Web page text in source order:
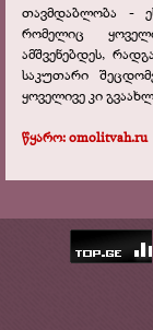
თავმდაბლობა -
რომელიც
ამშვენებდეს,
საკუთარი
ყოველივე კი
წყარო:omolitvah.ru